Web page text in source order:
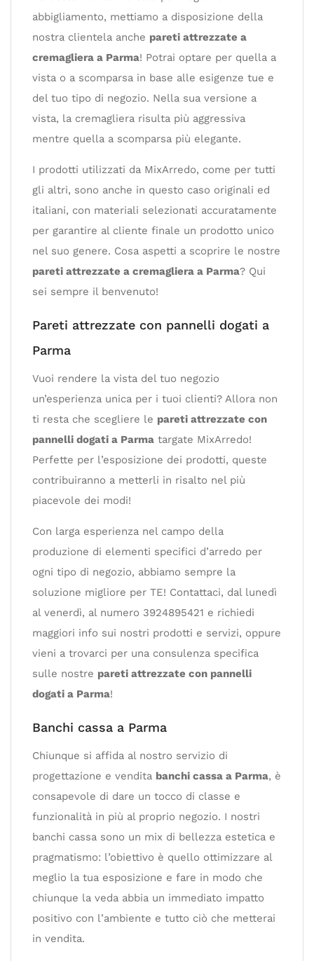
abbigliamento, mettiamo a disposizione della
nostra clientela anche pareti attrezzate a
cremagliera a Parma! Potrai optare per quella a
vista o a scomparsa in base alle esigenze tue e
del tuo tipo di negozio. Nella sua versione a
vista, la cremagliera risulta più aggressiva
mentre quella a scomparsa più elegante.
I prodotti utilizzati da MixArredo, come per tutti
gli altri, sono anche in questo caso originali ed
italiani, con materiali selezionati accuratamente
per garantire al cliente finale un prodotto unico
nel suo genere. Cosa aspetti a scoprire le nostre
pareti attrezzate a cremagliera a Parma? Qui
sei sempre il benvenuto!
Pareti attrezzate con pannelli dogati a
Parma
Vuoi rendere la vista del tuo negozio
un’esperienza unica per i tuoi clienti? Allora non
ti resta che scegliere le pareti attrezzate con
pannelli dogati a Parma targate MixArredo!
Perfette per l’esposizione dei prodotti, queste
contribuiranno a metterli in risalto nel più
piacevole dei modi!
Con larga esperienza nel campo della
produzione di elementi specifici d’arredo per
ogni tipo di negozio, abbiamo sempre la
soluzione migliore per TE! Contattaci, dal lunedì
al venerdì, al numero 3924895421 e richiedi
maggiori info sui nostri prodotti e servizi, oppure
vieni a trovarci per una consulenza specifica
sulle nostre pareti attrezzate con pannelli
dogati a Parma!
Banchi cassa a Parma
Chiunque si affida al nostro servizio di
progettazione e vendita banchi cassa a Parma, è
consapevole di dare un tocco di classe e
funzionalità in più al proprio negozio. I nostri
banchi cassa sono un mix di bellezza estetica e
pragmatismo: l’obiettivo è quello ottimizzare al
meglio la tua esposizione e fare in modo che
chiunque la veda abbia un immediato impatto
positivo con l’ambiente e tutto ciò che metterai
in vendita.